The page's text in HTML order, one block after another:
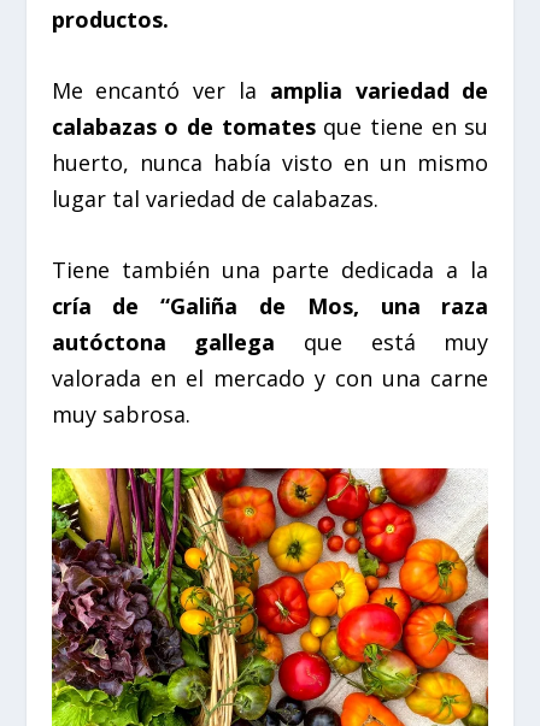
productos.
Me encantó ver la amplia variedad de
calabazas o de tomatesque tiene en su
huerto, nunca había visto en un mismo
lugar tal variedad de calabazas.
Tiene también una parte dedicada a la
cría de“Galiña de Mos, una raza
autóctona gallega que está muy
valorada en el mercado y con una carne
muy sabrosa.